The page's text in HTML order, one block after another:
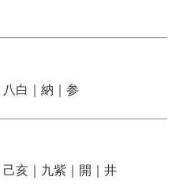
八白｜納｜参
己亥｜九紫｜開｜井